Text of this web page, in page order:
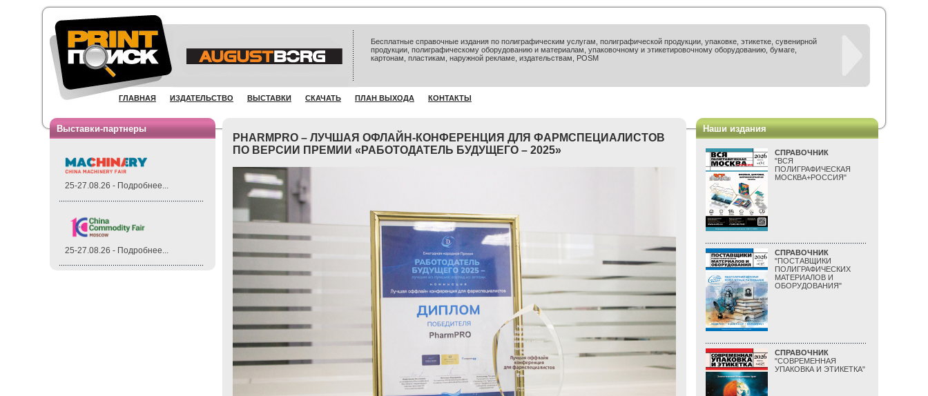
Бесплатные справочные издания по полиграфическим услугам, полиграфической продукции, упаковке, этикетке, сувенирной
продукции, полиграфическому оборудованию и материалам, упаковочному и этикетировочному оборудованию, бумаге,
картонам, пластикам, наружной рекламе, издательствам, POSM
ГЛАВНАЯ ИЗДАТЕЛЬСТВО ВЫСТАВКИ СКАЧАТЬ ПЛАН ВЫХОДА КОНТАКТЫ
Выставки-партнеры
25-27.08.26 - Подробнее...
25-27.08.26 - Подробнее...
PHARMPRO – ЛУЧШАЯ ОФЛАЙН-КОНФЕРЕНЦИЯ ДЛЯ ФАРМСПЕЦИАЛИСТОВ
ПО ВЕРСИИ ПРЕМИИ «РАБОТОДАТЕЛЬ БУДУЩЕГО – 2025»
Наши издания
СПРАВОЧНИК
"ВСЯ
ПОЛИГРАФИЧЕСКАЯ
МОСКВА+РОССИЯ"
СПРАВОЧНИК
"ПОСТАВЩИКИ
ПОЛИГРАФИЧЕСКИХ
МАТЕРИАЛОВ И
ОБОРУДОВАНИЯ"
СПРАВОЧНИК
"СОВРЕМЕННАЯ
УПАКОВКА И ЭТИКЕТКА"